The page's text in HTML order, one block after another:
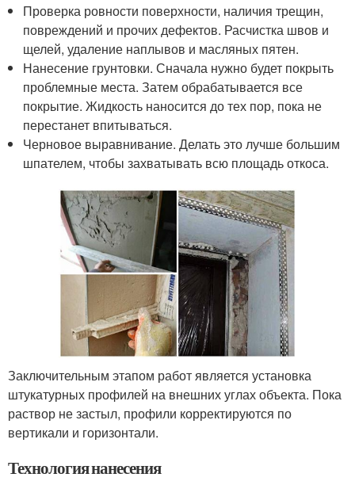
Проверка ровности поверхности, наличия трещин,
повреждений и прочих дефектов. Расчистка швов и
щелей, удаление наплывов и масляных пятен.
Нанесение грунтовки. Сначала нужно будет покрыть
проблемные места. Затем обрабатывается все
покрытие. Жидкость наносится до тех пор, пока не
перестанет впитываться.
Черновое выравнивание. Делать это лучше большим
шпателем, чтобы захватывать всю площадь откоса.
Заключительным этапом работ является установка
штукатурных профилей на внешних углах объекта. Пока
раствор не застыл, профили корректируются по
вертикали и горизонтали.
Технология нанесения